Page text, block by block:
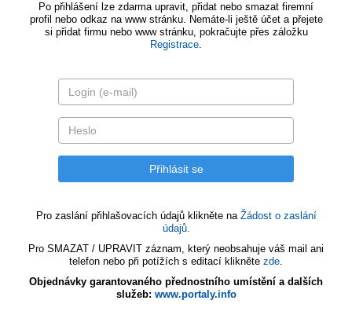
Po přihlášení lze zdarma upravit, přidat nebo smazat firemní
profil nebo odkaz na www stránku. Nemáte-li ještě účet a přejete
si přidat firmu nebo www stránku, pokračujte přes záložku
Registrace.
Pro zaslání přihlašovacích údajů klikněte na Žádost o zaslání
údajů.
Pro SMAZAT / UPRAVIT záznam, který neobsahuje váš mail ani
telefon nebo při potížích s editací klikněte zde.
Objednávky garantovaného přednostního umístění a dalších
služeb: www.portaly.info